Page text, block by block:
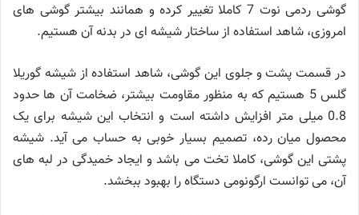
گوشی ردمی نوت 7 کاملا تغییر کرده و همانند بیشتر گوشی های
امروزی، شاهد استفاده از ساختار شیشه ای در بدنه آن هستیم.
در قسمت پشت و جلوی این گوشی، شاهد استفاده از شیشه گوریلا
گلس 5 هستیم که به منظور مقاومت بیشتر، ضخامت آن ها حدود
0.8 میلی متر افزایش داشته است و انتخاب این شیشه برای یک
محصول میان رده، تصمیم بسیار خوبی به حساب می آید. شیشه
پشتی این گوشی، کاملا تخت می باشد و ایجاد خمیدگی در لبه های
آن، می توانست ارگونومی دستگاه را بهبود ببخشد.